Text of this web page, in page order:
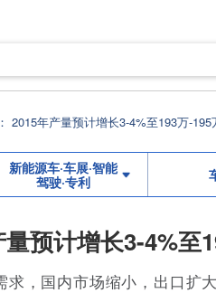
2015年产量预计增长3-4%至193万-195
新能源车·车展·智能
驾驶·专利
预计增长3-4%至
求，国内市场缩小，出口扩